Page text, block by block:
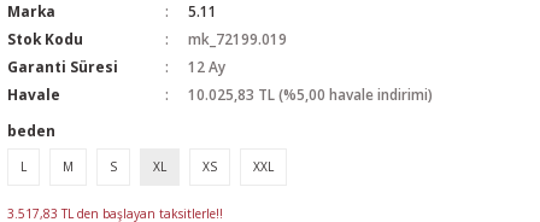
Marka
5.11
Stok Kodu
mk_72199.019
Garanti Süresi
12 Ay
Havale
10.025,83 TL (%5,00 havale indirimi)
beden
L M S XL XS XXL
3.517,83 TL den başlayan taksitlerle!!